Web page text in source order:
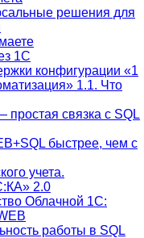
решения для
1С
конфигурации «1
1.1. Что
связка с SQL
быстрее, чем с
учета.
2.0
Облачной 1С:
работы в SQL